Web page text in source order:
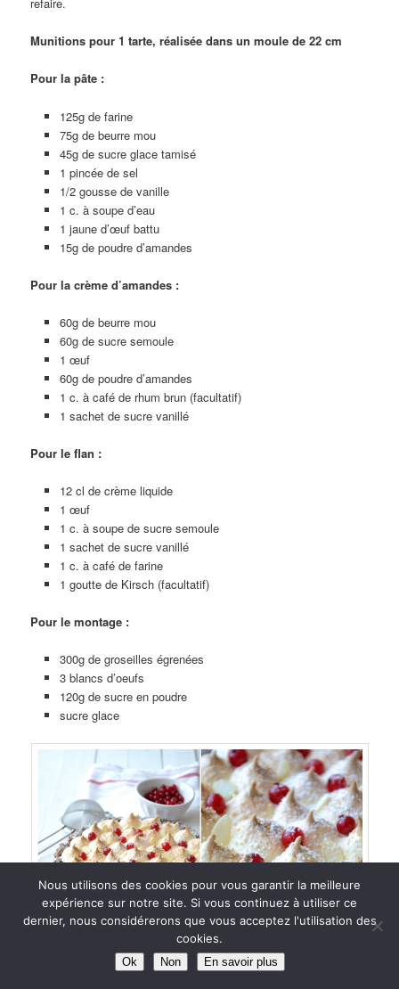
Munitions pour 1 tarte, réalisée dans un moule de 22 cm
Pour la pâte :
125g de farine
75g de beurre mou
45g de sucre glace tamisé
1 pincée de sel
1/2 gousse de vanille
1 c. à soupe d’eau
1 jaune d’œuf battu
15g de poudre d’amandes
Pour la crème d’amandes :
60g de beurre mou
60g de sucre semoule
1 œuf
60g de poudre d’amandes
1 c. à café de rhum brun (facultatif)
1 sachet de sucre vanillé
Pour le flan :
12 cl de crème liquide
1 œuf
1 c. à soupe de sucre semoule
1 sachet de sucre vanillé
1 c. à café de farine
1 goutte de Kirsch (facultatif)
Pour le montage :
300g de groseilles égrenées
3 blancs d’oeufs
120g de sucre en poudre
sucre glace
Nous utilisons des cookies pour vous garantir la meilleure
expérience sur notre site. Si vous continuez à utiliser ce
dernier, nous considérerons que vous acceptez l'utilisation des
cookies.
Ok Non En savoir plus